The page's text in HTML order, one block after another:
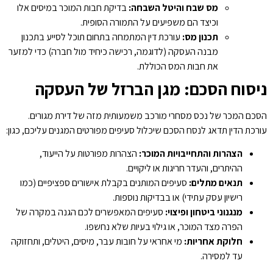
מס שבח והיטל השבחה:בדיקת חבות המוכר במיסים אלו
וכיצד הם משפיעים על התמורה הסופית.
תכנון מס: עורכת דין המתמחה בתחום תוכל לסייע בתכנון
מבנה העסקה (לדוגמה, רכישה כיחיד מול חברה) כדי למזער
את חבות המס הכוללת.
ניסוח הסכם: מגן הברזל של העסקה
הסכם המכר של נכס מסחרי מורכב משמעותית מזה של דירת מגורים.
עורכת הדין תדאג לנסח הסכם שיכלול סעיפים מפורטים המגנים עליכם, כגון:
הצהרות והתחייבויות המוכר: הצהרות מפורטות על הייעוד,
ההיתרים, והעדר חריגות או ליקויים.
תנאים מתלים: סעיפים המותנים בקבלת אישורים ספציפיים (כמו
רישיון עסק עתידי) או בבדיקות נוספות.
מנגנוני ביטחון ופיצוי: סעיפים המאפשרים לכם הגנה במקרה של
הפרה מצד המוכר, או גילוי בעיות שלא נחשפו.
חלוקת אחריות: מי אחראי על חובות עבר, מיסים, היטלים, ותחזוקה
עד למסירה.